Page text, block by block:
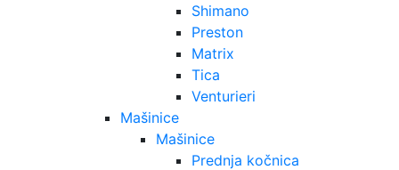
Shimano
Preston
Matrix
Tica
Venturieri
Mašinice
Mašinice
Prednja kočnica